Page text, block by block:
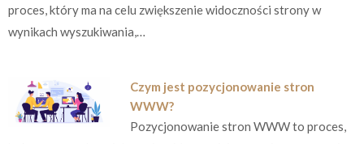
proces, który ma na celu zwiększenie widoczności strony w
wynikach wyszukiwania,…
Czym jest pozycjonowanie stron
WWW?
Pozycjonowanie stron WWW to proces,